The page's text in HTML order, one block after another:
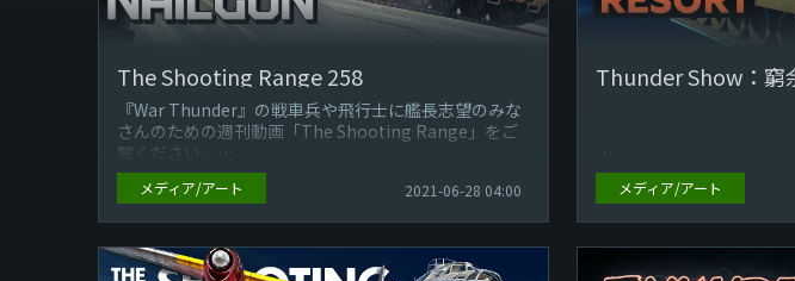
The Shooting Range 258
『War Thunder』の戦車兵や飛行士に艦長志望のみな
さんのための週刊動画「The Shooting Range」をご
覧ください。
今回のエピソードでは、下記についてご...
メディア/アート 2021-06-28 04:00
Thunder Show：窮
プレイヤーの皆さま！
メディア/アート